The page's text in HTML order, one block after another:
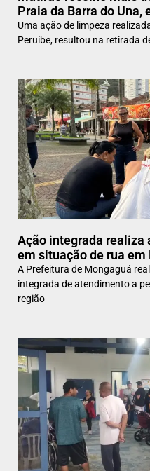
Praia da Barra do Una,
Uma ação de limpeza
Peruíbe, resultou na retirada
Ação integrada realiza
em situação de rua em
A Prefeitura de Mongaguá
integrada de atendimento a
região